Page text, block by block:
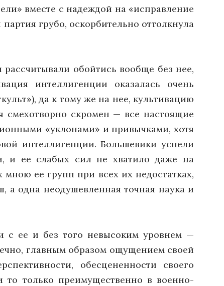
вместе с надеждой на «исправление
грубо, оскорбительно оттолкнула
обойтись вообще без нее,
интеллигенции оказалась очень
да к тому же на нее, культивацию
смехотворно скромен — все настоящие
«уклонами» и привычками, хотя
интеллигенции. Большевики успели
и ее слабых сил не хватило даже на
ее групп при всех их недостатках,
а одна неодушевленная точная наука и
с ее и без того невысоким уровнем —
главным образом ощущением своей
обесцененности своего
то только преимущественно в военно-